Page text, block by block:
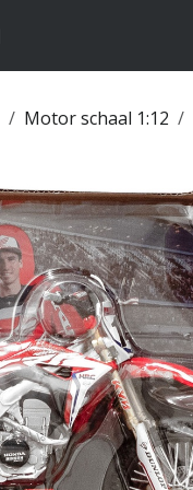
Motor schaal 1:12